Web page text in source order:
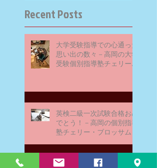
Recent Posts
大学受験指導での心通った
思い出の数々－高岡の大学
受験個別指導塾チェリー・
英検二級一次試験合格おめ
でとう！－高岡の個別指導
塾チェリー・ブロッサム
文学にできること、強いて